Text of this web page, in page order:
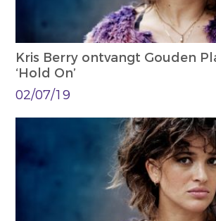
Kris Berry ontvangt Gouden
‘Hold On’
02/07/19